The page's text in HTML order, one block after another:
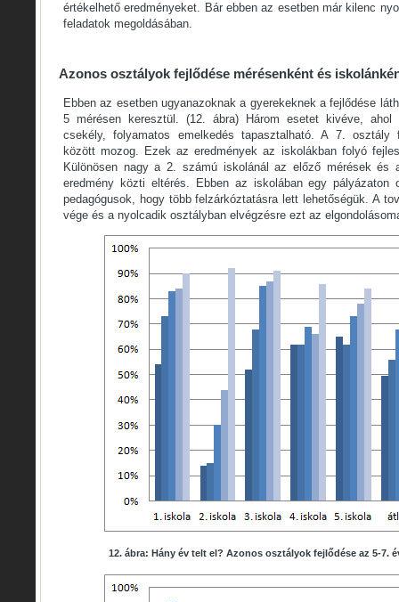
értékelhető eredményeket. Bár ebben az esetben már kilenc
feladatok megoldásában.
Azonos osztályok fejlődése mérésenként és
Ebben az esetben ugyanazoknak a gyerekeknek a fejlődése
5 mérésen keresztül. (12. ábra) Három esetet kivéve, ahol
csekély, folyamatos emelkedés tapasztalható. A 7. osztály
között mozog. Ezek az eredmények az iskolákban folyó
Különösen nagy a 2. számú iskolánál az előző mérések és
eredmény közti eltérés. Ebben az iskolában egy pályázaton
pedagógusok, hogy több felzárkóztatásra lett lehetőségük. A
vége és a nyolcadik osztályban elvégzésre ezt az
12. ábra: Hány év telt el? Azonos osztályok fejlődése az 5-7.